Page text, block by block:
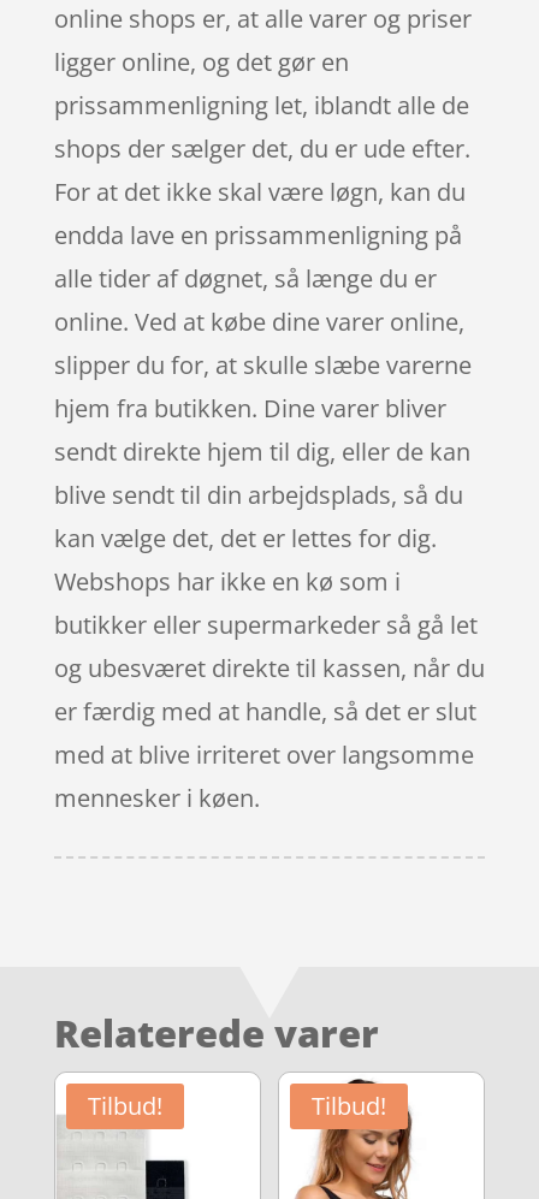
online shops er, at alle varer og priser
ligger online, og det gør en
prissammenligning let, iblandt alle de
shops der sælger det, du er ude efter.
For at det ikke skal være løgn, kan du
endda lave en prissammenligning på
alle tider af døgnet, så længe du er
online. Ved at købe dine varer online,
slipper du for, at skulle slæbe varerne
hjem fra butikken. Dine varer bliver
sendt direkte hjem til dig, eller de kan
blive sendt til din arbejdsplads, så du
kan vælge det, det er lettes for dig.
Webshops har ikke en kø som i
butikker eller supermarkeder så gå let
og ubesværet direkte til kassen, når du
er færdig med at handle, så det er slut
med at blive irriteret over langsomme
mennesker i køen.
Relaterede varer
Tilbud! Tilbud!